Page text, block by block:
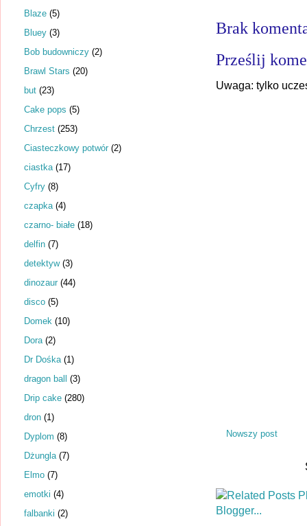
Brak
Prześlij
Uwaga: tylko
Nowszy post
Blaze (5)
Bluey (3)
Bob budowniczy (2)
Brawl Stars (20)
but (23)
Cake pops (5)
Chrzest (253)
Ciasteczkowy potwór (2)
ciastka (17)
Cyfry (8)
czapka (4)
czarno- białe (18)
delfin (7)
detektyw (3)
dinozaur (44)
disco (5)
Domek (10)
Dora (2)
Dr Dośka (1)
dragon ball (3)
Drip cake (280)
dron (1)
Dyplom (8)
Dżungla (7)
Elmo (7)
emotki (4)
falbanki (2)